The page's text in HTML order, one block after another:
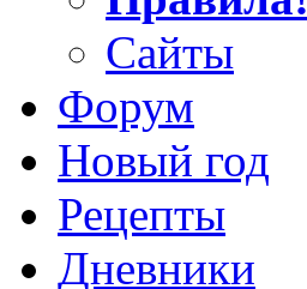
Сайты
Форум
Новый год
Рецепты
Дневники